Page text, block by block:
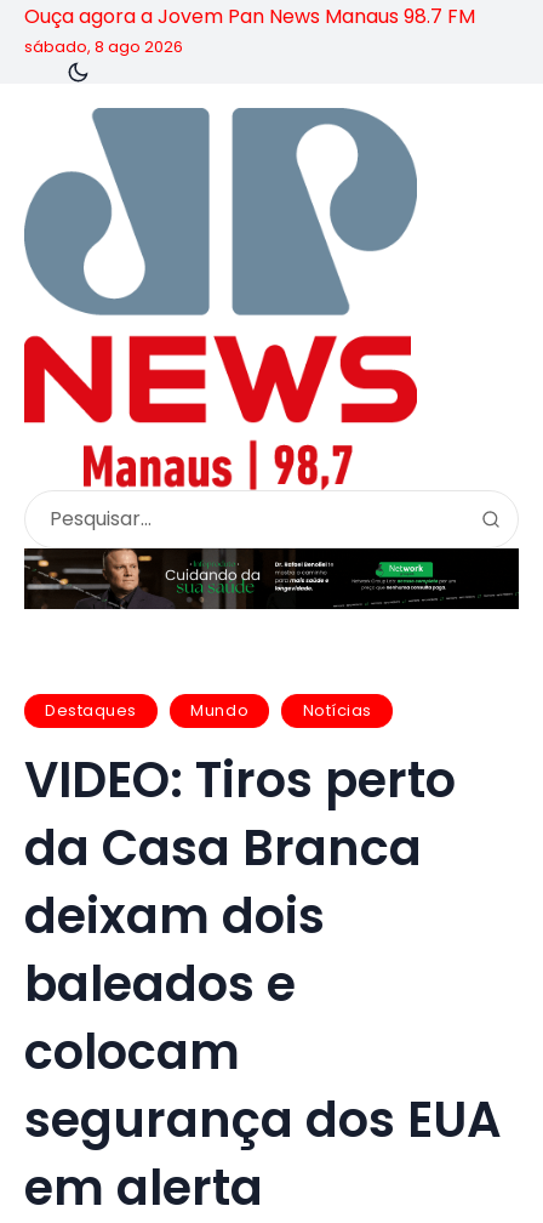
Ouça agora a Jovem Pan News Manaus 98.7 FM
sábado, 8 ago 2026
Destaques Mundo Notícias
VIDEO: Tiros perto
da Casa Branca
deixam dois
baleados e
colocam
segurança dos EUA
em alerta